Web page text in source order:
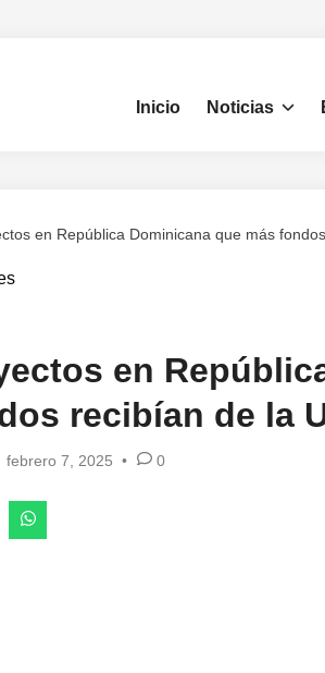
Inicio Noticias
en República Dominicana que más
en
recibían de la
febrero 7, 2025 • 0